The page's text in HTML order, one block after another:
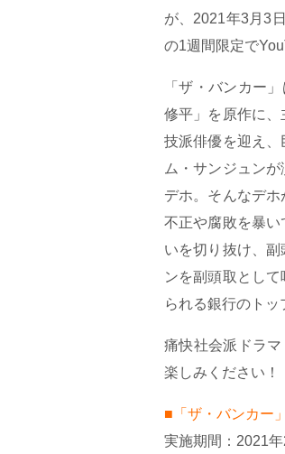
が、2021年3月3
の1週間限定で
「ザ・バンカー
修平」を原作に
技派俳優を迎え
ム・サンジュン
デホ。そんなデ
不正や腐敗を暴
いを切り抜け、
ンを副頭取とし
られる銀行のトッ
痛快社会派ドラ
楽しみください！
■「ザ・バンカー
実施期間：2021